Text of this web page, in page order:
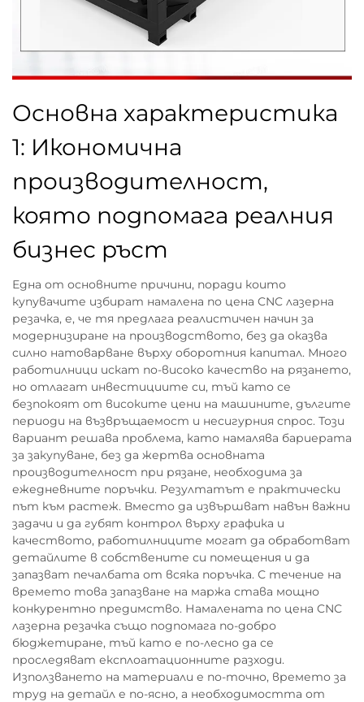
Основна характеристика
1: Икономична
производителност,
която подпомага реалния
бизнес ръст
Една от основните причини, поради които
купувачите избират намалена по цена CNC лазерна
резачка, е, че тя предлага реалистичен начин за
модернизиране на производството, без да оказва
силно натоварване върху оборотния капитал. Много
работилници искат по-високо качество на рязането,
но отлагат инвестициите си, тъй като се
безпокоят от високите цени на машините, дългите
периоди на възвръщаемост и несигурния спрос. Този
вариант решава проблема, като намалява бариерата
за закупуване, без да жертва основната
производителност при рязане, необходима за
ежедневните поръчки. Резултатът е практически
път към растеж. Вместо да извършват навън важни
задачи и да губят контрол върху графика и
качеството, работилниците могат да обработват
детайлите в собствените си помещения и да
запазват печалбата от всяка поръчка. С течение на
времето това запазване на маржа става мощно
конкурентно предимство. Намалената по цена CNC
лазерна резачка също подпомага по-добро
бюджетиране, тъй като е по-лесно да се
проследяват експлоатационните разходи.
Използването на материали е по-точно, времето за
труд на детайл е по-ясно, а необходимостта от